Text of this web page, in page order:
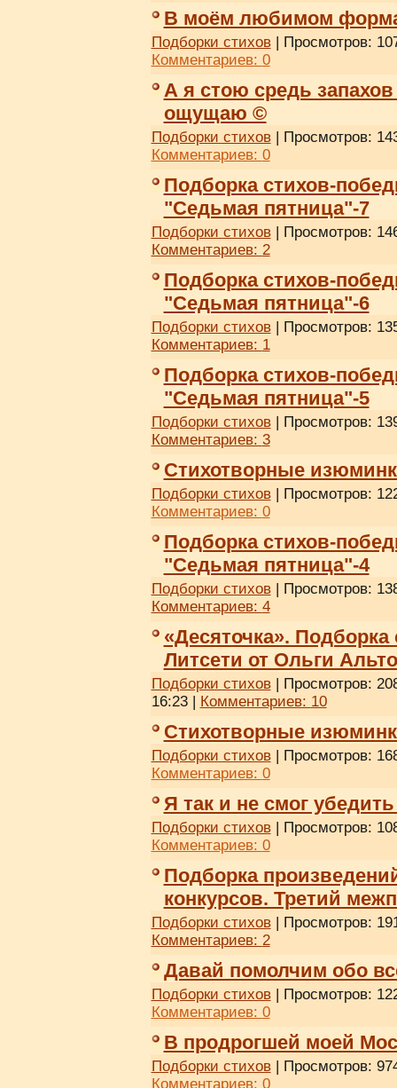
В моём любимом
Подборки стихов| Просмотров:
Комментариев: 0
А я стою средь
ощущаю ©
Подборки стихов| Просмотров:
Комментариев: 0
Подборка стихов-
"Седьмая пятница"-7
Подборки стихов| Просмотров:
Комментариев: 2
Подборка стихов-
"Седьмая пятница"-6
Подборки стихов| Просмотров:
Комментариев: 1
Подборка стихов-
"Седьмая пятница"-5
Подборки стихов| Просмотров:
Комментариев: 3
Стихотворные
Подборки стихов| Просмотров:
Комментариев: 0
Подборка стихов-
"Седьмая пятница"-4
Подборки стихов| Просмотров:
Комментариев: 4
«Десяточка».
Литсети от Ольги
Подборки стихов| Просмотров:
16:23| Комментариев: 10
Стихотворные
Подборки стихов| Просмотров:
Комментариев: 0
Я так и не смог
Подборки стихов| Просмотров:
Комментариев: 0
Подборка
конкурсов. Третий
Подборки стихов| Просмотров:
Комментариев: 2
Давай помолчим обо
Подборки стихов| Просмотров:
Комментариев: 0
В продрогшей моей
Подборки стихов| Просмотров:
Комментариев: 0